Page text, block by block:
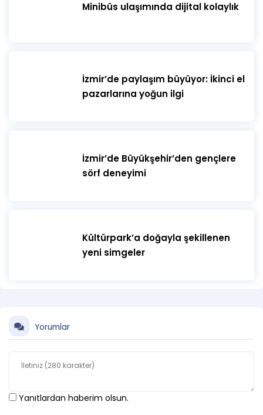
Minibüs ulaşımında dijital kolaylık
İzmir’de paylaşım büyüyor: İkinci el
pazarlarına yoğun ilgi
İzmir’de Büyükşehir’den gençlere
sörf deneyimi
Kültürpark’a doğayla şekillenen
yeni simgeler
Yorumlar
Yanıtlardan haberim olsun.